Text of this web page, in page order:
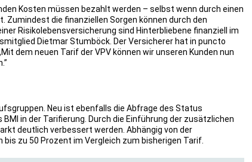
Kosten müssen bezahlt werden – selbst wenn durch einen
Zumindest die finanziellen Sorgen können durch den
Risikolebensversicherung sind Hinterbliebene finanziell im
Dietmar Stumböck. Der Versicherer hat in puncto
dem neuen Tarif der VPV können wir unseren Kunden nun
Neu ist ebenfalls die Abfrage des Status
in der Tarifierung. Durch die Einführung der zusätzlichen
deutlich verbessert werden. Abhängig von der
zu 50 Prozent im Vergleich zum bisherigen Tarif.